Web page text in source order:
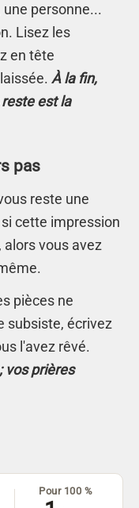
personne...
Lisez les
en tête
À la fin,
est la
pas
reste une
cette impression
vous avez
pièces ne
subsiste, écrivez
l'avez rêvé.
vos prières
Pour 100 %